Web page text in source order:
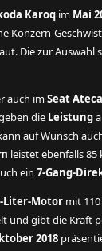
Karoq im Mai
Konzern-
Die zur Auswahl
auch imSeat Ateca
die Leistung
auf Wunsch
leistet ebenfalls
ein 7-Gang-
Liter-Motor mit
und gibt die Kraft
2018